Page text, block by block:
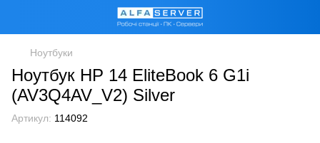
Ноутбуки
Ноутбук HP 14 EliteBook 6 G1i
(AV3Q4AV_V2) Silver
Артикул: 114092